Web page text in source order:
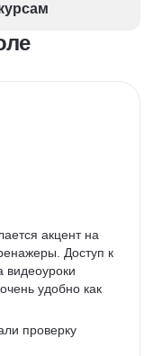
акцент на
Доступ к
видеоуроки
удобно как
проверку